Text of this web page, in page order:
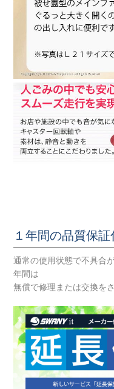
１年間の品質保証
通常の使用状態で不具合
年間は
無償で修理または交換を